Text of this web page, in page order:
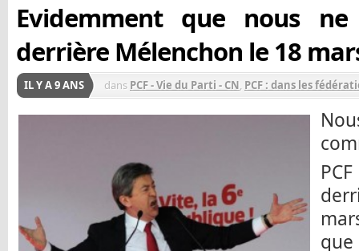
Evidemment que nous
derrière Mélenchon le 18
IL Y A 9 ANS dans PCF - Vie du Parti - CN, PCF : dans les